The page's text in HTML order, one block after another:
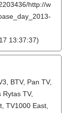
http://w
13:37:37)
BTV, Pan TV,
TV,
TV1000 East,